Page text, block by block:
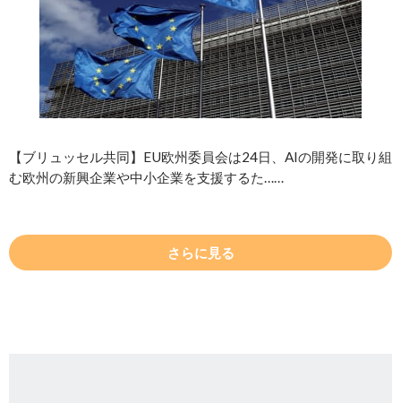
【ブリュッセル共同】EU欧州委員会は24日、AIの開発に取り組
む欧州の新興企業や中小企業を支援するた……
さらに見る